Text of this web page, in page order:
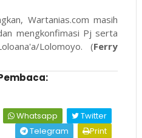
Wartanias.com masih
mengkonfimasi Pj serta
Lolomoyo. (Ferry
Whatsapp
Twitter
Telegram
Print